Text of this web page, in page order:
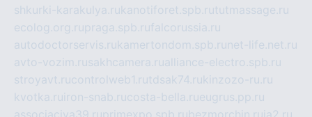
shkurki-karakulya.rukanotiforet.spb.rututmassage.ru
ecolog.org.rupraga.spb.rufalcorussia.ru
autodoctorservis.rukamertondom.spb.ru net-life.net.ru
avto-vozim.rusakhcamera.rualliance-electro.spb.ru
stroyavt.rucontrolweb1.rutdsak74.rukinzozo-ru.ru
kvotka.ru iron-snab.rucosta-bella.rueugrus.pp.ru
associaciya39.ruprimexpo.spb.rubezmorchin.ru ia2.ru